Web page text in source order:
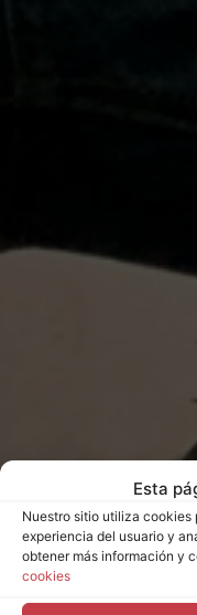
Esta
Nuestro sitio utiliza cookies
experiencia del usuario y
obtener más información y
cookies